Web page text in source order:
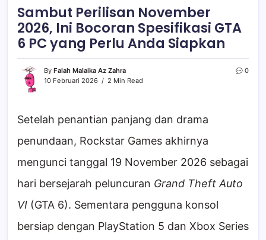
Sambut Perilisan November
2026, Ini Bocoran Spesifikasi GTA
6 PC yang Perlu Anda Siapkan
By Falah Malaika Az Zahra
10 Februari 2026
2 Min Read
0
Setelah penantian panjang dan drama
penundaan, Rockstar Games akhirnya
mengunci tanggal 19 November 2026 sebagai
hari bersejarah peluncuran Grand Theft Auto
VI (GTA 6). Sementara pengguna konsol
bersiap dengan PlayStation 5 dan Xbox Series